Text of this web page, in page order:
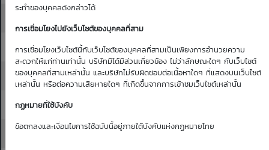
ระทำของบุคคลดังกล่าวได้
การเชื่อมโยงไปยังเว็บไซต์ของบุคคลที่สาม
การเชื่อมโยงเว็บไซต์นี้กับเว็บไซต์ของบุคคลที่สามเป็นเพียงการอำนวยความ
สะดวกให้แก่ท่านเท่านั้น บริษัทมิได้มีส่วนเกี่ยวข้อง ไม่ว่าลักษณะใดๆ กับเว็บไซต์
ของบุคคลที่สามเหล่านั้น และบริษัทไม่รับผิดชอบต่อเนื้อหาใดๆ ที่แสดงบนเว็บไซต์
เหล่านั้น หรือต่อความเสียหายใดๆ ที่เกิดขึ้นจากการเข้าชมเว็บไซต์เหล่านั้น
กฏหมายที่ใช้บังคับ
ข้อตกลงและเงื่อนไขการใช้ฉบับนี้อยู่ภายใต้บังคับแห่งกฏหมายไทย
10.40 10.50 0.12 0.11 0.11 0.11 0.11
10.50 10.60 0.12 0.12 0.12 0.11 0.11
10.60 10.70
10.70 10.80 0.13 0.13 0.13 0.13